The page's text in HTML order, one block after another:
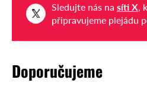
Sledujte nás na síti X,
připravujeme plejádu
Doporučujeme